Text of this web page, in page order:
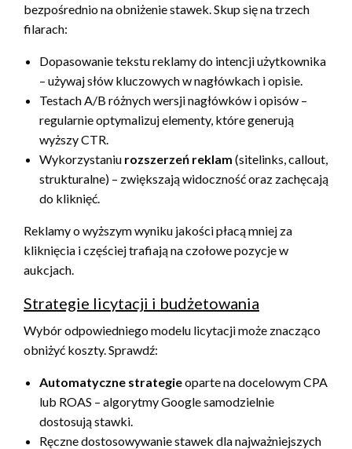
bezpośrednio na obniżenie stawek. Skup się na trzech
filarach:
Dopasowanie tekstu reklamy do intencji użytkownika
– używaj słów kluczowych w nagłówkach i opisie.
Testach A/B różnych wersji nagłówków i opisów –
regularnie optymalizuj elementy, które generują
wyższy CTR.
Wykorzystaniu rozszerzeń reklam (sitelinks, callout,
strukturalne) – zwiększają widoczność oraz zachęcają
do kliknięć.
Reklamy o wyższym wyniku jakości płacą mniej za
kliknięcia i częściej trafiają na czołowe pozycje w
aukcjach.
Strategie licytacji i budżetowania
Wybór odpowiedniego modelu licytacji może znacząco
obniżyć koszty. Sprawdź:
Automatyczne strategieoparte na docelowym CPA
lub ROAS – algorytmy Google samodzielnie
dostosują stawki.
Ręczne dostosowywanie stawek dla najważniejszych